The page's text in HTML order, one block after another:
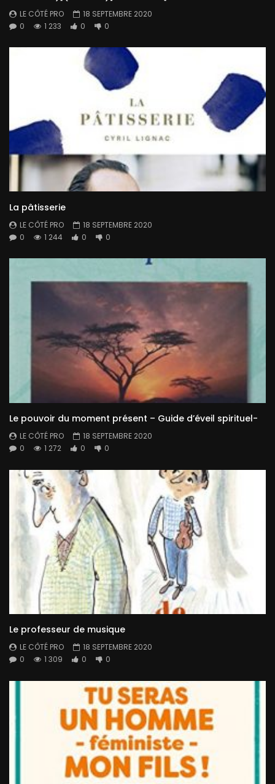
LE CÔTÉ PRO
18 SEPTEMBRE 2020
0
1 233 0 0
La pâtisserie
LE CÔTÉ PRO
18 SEPTEMBRE 2020
0
1 244 0 0
Le pouvoir du moment présent – Guide d’éveil spirituel-
LE CÔTÉ PRO
18 SEPTEMBRE 2020
0
1 272 0 0
Le professeur de musique
LE CÔTÉ PRO
18 SEPTEMBRE 2020
0
1 309 0 0